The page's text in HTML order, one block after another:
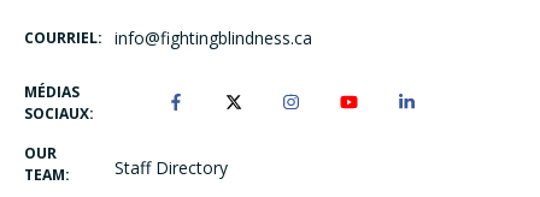
COURRIEL: info@fightingblindness.ca
MÉDIAS
SOCIAUX:
OUR
TEAM:
Staff Directory